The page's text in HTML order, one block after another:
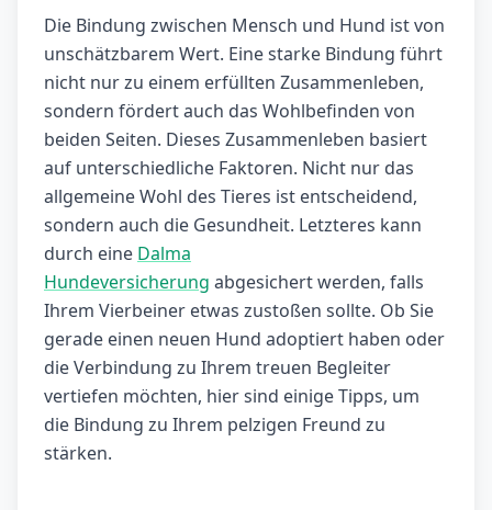
Die Bindung zwischen Mensch und Hund ist von
unschätzbarem Wert. Eine starke Bindung führt
nicht nur zu einem erfüllten Zusammenleben,
sondern fördert auch das Wohlbefinden von
beiden Seiten. Dieses Zusammenleben basiert
auf unterschiedliche Faktoren. Nicht nur das
allgemeine Wohl des Tieres ist entscheidend,
sondern auch die Gesundheit. Letzteres kann
durch eine Dalma
Hundeversicherung abgesichert werden, falls
Ihrem Vierbeiner etwas zustoßen sollte. Ob Sie
gerade einen neuen Hund adoptiert haben oder
die Verbindung zu Ihrem treuen Begleiter
vertiefen möchten, hier sind einige Tipps, um
die Bindung zu Ihrem pelzigen Freund zu
stärken.